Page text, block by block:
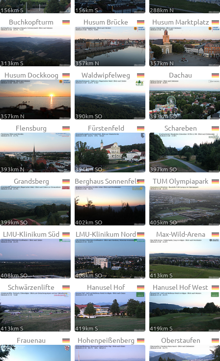
156km S 156km S 288km N
Buchkopfturm
313km S
Husum Brücke
357km N
Husum Marktplatz
357km N
Husum Dockkoog
357km N
Waldwipfelweg
390km SO
Dachau
393km SO
Flensburg
393km N
Fürstenfeld
394km SO
Schareben
397km SO
Grandsberg
399km SO
Berghaus Sonnenfels
402km SO
TUM Olympiapark
405km SO
LMU-Klinikum Süd
408km SO
LMU-Klinikum Nord
408km SO
Max-Wild-Arena
413km S
Schwärzenlifte
413km S
Hanusel Hof
419km S
Hanusel Hof West
419km S
Frauenau Hohenpeißenberg Oberstaufen